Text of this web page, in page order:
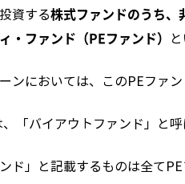
資する株式ファンドのうち、
・ファンド（PEファンド）
ンにおいては、このPEファン
「バイアウトファンド」と呼
ド」と記載するものは全て